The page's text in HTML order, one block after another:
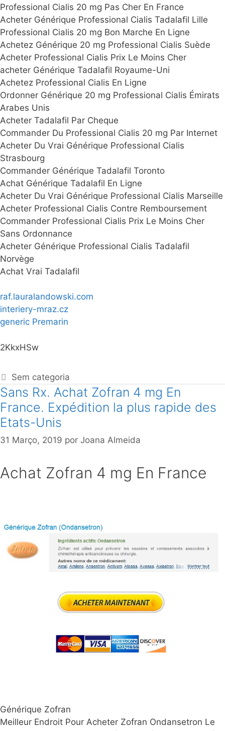
Professional Cialis 20 mg Pas Cher En France
Acheter Générique Professional Cialis Tadalafil Lille
Professional Cialis 20 mg Bon Marche En Ligne
Achetez Générique 20 mg Professional Cialis Suède
Acheter Professional Cialis Prix Le Moins Cher
acheter Générique Tadalafil Royaume-Uni
Achetez Professional Cialis En Ligne
Ordonner Générique 20 mg Professional Cialis Émirats
Arabes Unis
Acheter Tadalafil Par Cheque
Commander Du Professional Cialis 20 mg Par Internet
Acheter Du Vrai Générique Professional Cialis
Strasbourg
Commander Générique Tadalafil Toronto
Achat Générique Tadalafil En Ligne
Acheter Du Vrai Générique Professional Cialis Marseille
Acheter Professional Cialis Contre Remboursement
Commander Professional Cialis Prix Le Moins Cher
Sans Ordonnance
Acheter Générique Professional Cialis Tadalafil
Norvège
Achat Vrai Tadalafil
raf.lauralandowski.com
interiery-mraz.cz
generic Premarin
2KkxHSw
Sem categoria
Sans Rx. Achat Zofran 4 mg En
France. Expédition la plus rapide des
Etats-Unis
31 Março, 2019 por Joana Almeida
Achat Zofran 4 mg En France
Générique Zofran
Meilleur Endroit Pour Acheter Zofran Ondansetron Le